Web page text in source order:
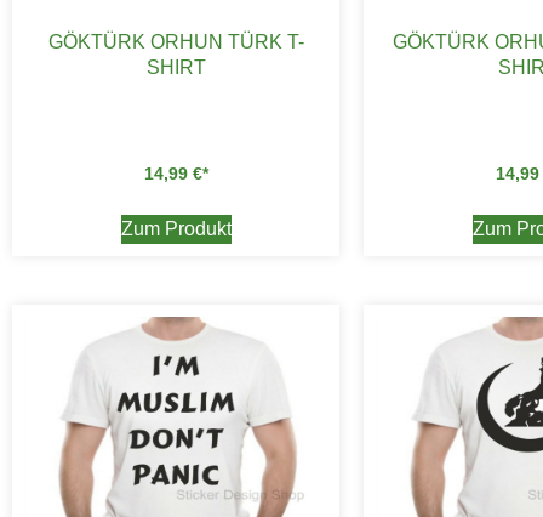
GÖKTÜRK ORHUN TÜRK T-
SHIRT
14,99 €
Zum Produkt
GÖKTÜRK
14,99
Zum